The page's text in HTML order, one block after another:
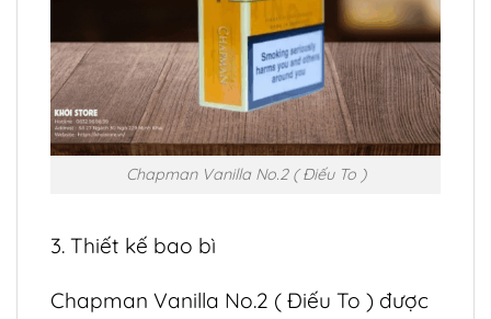
Chapman Vanilla No.2 ( Điếu To )
3. Thiết kế bao bì
Chapman Vanilla No.2 ( Điếu To ) được